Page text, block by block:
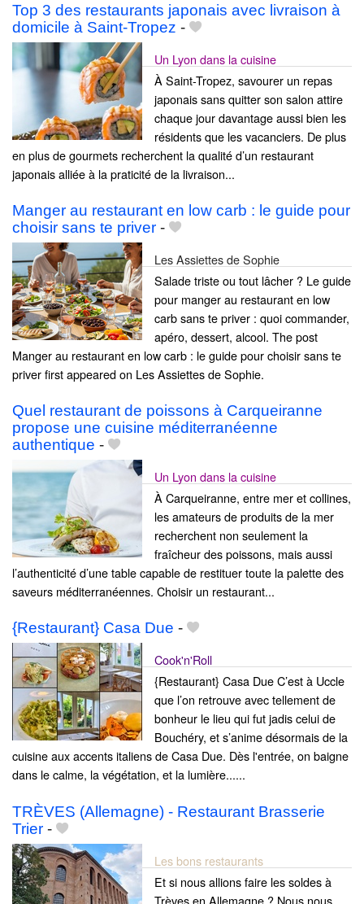
Top 3 des restaurants japonais avec livraison à
domicile à Saint-Tropez -
Un Lyon dans la cuisine
À Saint-Tropez, savourer un repas
japonais sans quitter son salon attire
chaque jour davantage aussi bien les
résidents que les vacanciers. De plus
en plus de gourmets recherchent la qualité d’un restaurant
japonais alliée à la praticité de la livraison...
Manger au restaurant en low carb : le guide pour
choisir sans te priver -
Les Assiettes de Sophie
Salade triste ou tout lâcher ? Le guide
pour manger au restaurant en low
carb sans te priver : quoi commander,
apéro, dessert, alcool. The post
Manger au restaurant en low carb : le guide pour choisir sans te
priver first appeared on Les Assiettes de Sophie.
Quel restaurant de poissons à Carqueiranne
propose une cuisine méditerranéenne
authentique -
Un Lyon dans la cuisine
À Carqueiranne, entre mer et collines,
les amateurs de produits de la mer
recherchent non seulement la
fraîcheur des poissons, mais aussi
l’authenticité d’une table capable de restituer toute la palette des
saveurs méditerranéennes. Choisir un restaurant...
{Restaurant} Casa Due -
Cook'n'Roll
{Restaurant} Casa Due C’est à Uccle
que l’on retrouve avec tellement de
bonheur le lieu qui fut jadis celui de
Bouchéry, et s’anime désormais de la
cuisine aux accents italiens de Casa Due. Dès l'entrée, on baigne
dans le calme, la végétation, et la lumière......
TRÈVES (Allemagne) - Restaurant Brasserie
Trier -
Les bons restaurants
Et si nous allions faire les soldes à
Trèves en Allemagne ? Nous nous